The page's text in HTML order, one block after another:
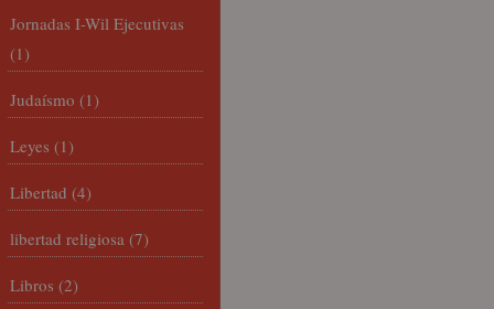
Jornadas I-Wil Ejecutivas
(1)
Judaísmo (1)
Leyes (1)
Libertad (4)
libertad religiosa (7)
Libros (2)